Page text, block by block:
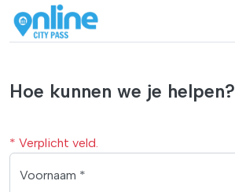
Hoe kunnen we je helpen?
* Verplicht veld.
Voornaam *